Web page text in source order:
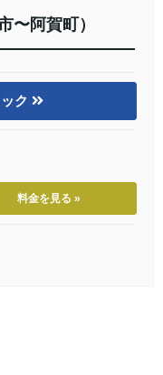
〜阿賀町）
ク
料金を見る »